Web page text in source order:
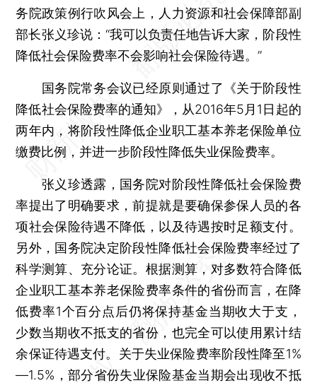
务院政策例行吹风会上，人力资源和社会保障部副
部长张义珍说：“我可以负责任地告诉大家，阶段性
降低社会保险费率不会影响社会保险待遇。”
国务院常务会议已经原则通过了《关于阶段性
降低社会保险费率的通知》，从2016年5月1日起的
两年内，将阶段性降低企业职工基本养老保险单位
缴费比例，并进一步阶段性降低失业保险费率。
张义珍透露，国务院对阶段性降低社会保险费
率提出了明确要求，前提就是要确保参保人员的各
项社会保险待遇不降低，以及待遇按时足额支付。
另外，国务院决定阶段性降低社会保险费率经过了
科学测算、充分论证。根据测算，对多数符合降低
企业职工基本养老保险费率条件的省份而言，在降
低费率1个百分点后仍将保持基金当期收大于支，
少数当期收不抵支的省份，也完全可以使用累计结
余保证待遇支付。关于失业保险费率阶段性降至1%
—1.5%，部分省份失业保险基金当期会出现收不抵